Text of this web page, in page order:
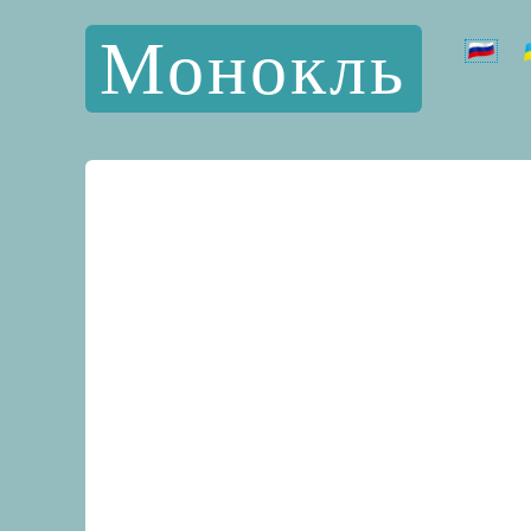
Монокль